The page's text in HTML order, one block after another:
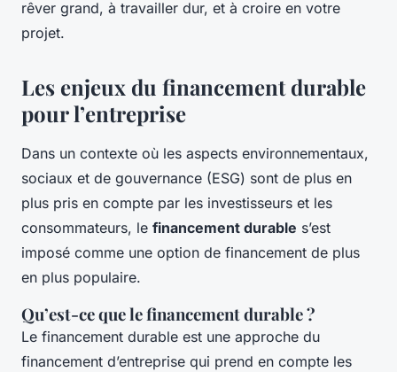
rêver grand, à travailler dur, et à croire en votre
projet.
Les enjeux du financement durable
pour l’entreprise
Dans un contexte où les aspects environnementaux,
sociaux et de gouvernance (ESG) sont de plus en
plus pris en compte par les investisseurs et les
consommateurs, le financement durable s’est
imposé comme une option de financement de plus
en plus populaire.
Qu’est-ce que le financement durable ?
Le financement durable est une approche du
financement d’entreprise qui prend en compte les